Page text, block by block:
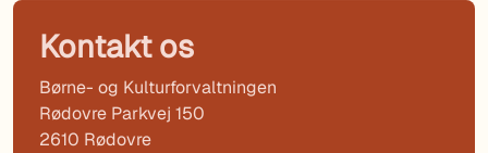
Kontakt os
Børne- og Kulturforvaltningen
Rødovre Parkvej 150
2610 Rødovre